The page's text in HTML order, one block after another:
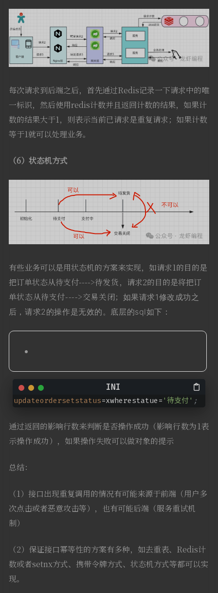
每次请求到后端之后，首先通过Redis记录一下请求中的唯
一标识，然后使用redis计数并且返回计数的结果，如果计
数的结果大于1，则表示当前已请求是重复请求；如果计数
等于1就可以处理业务。
（6）状态机方式
有些业务可以是用状态机的方案来实现，如请求1的目的是
把订单状态从待支付---->待发货，请求2的目的是将把订
单状态从待支付---->交易关闭； 如果请求1修改成功之
后，请求2的操作是无效的。底层的sql如下：
updateordersetstatus=xwherestatue= '待支付' ;
通过返回的影响行数来判断是否操作成功（影响行数为1表
示操作成功），如果操作失败可以做对象的提示
总结：
（1）接口出现重复调用的情况有可能来源于前端（用户多
次点击或者恶意攻击等），也有可能后端（服务重试机
制）
（2）保证接口幂等性的方案有多种，如去重表、Redis计
数或者setnx方式、携带令牌方式、状态机方式等都可以实
现。